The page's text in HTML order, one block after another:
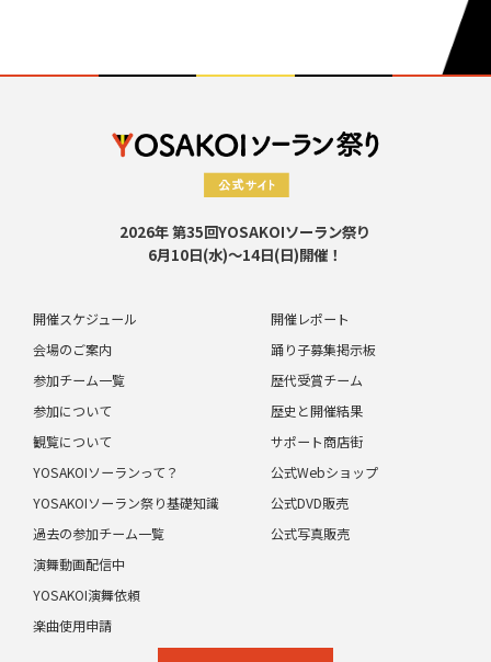
2026年 第35回YOSAKOIソーラン祭り
6月10日(水)～14日(日)開催！
開催スケジュール
会場のご案内
参加チーム一覧
参加について
観覧について
開催レポート
踊り子募集掲示板
歴代受賞チーム
歴史と開催結果
サポート商店街
YOSAKOIソーランって？
YOSAKOIソーラン祭り基礎知識
過去の参加チーム一覧
演舞動画配信中
公式Webショップ
公式DVD販売
公式写真販売
YOSAKOI演舞依頼
楽曲使用申請